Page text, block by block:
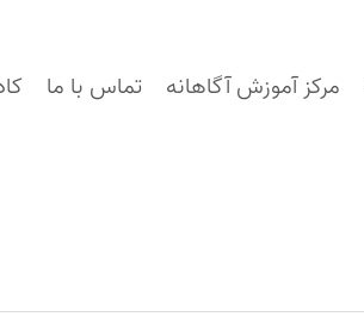
مرکز آموزش آگاهانه تماس با ما